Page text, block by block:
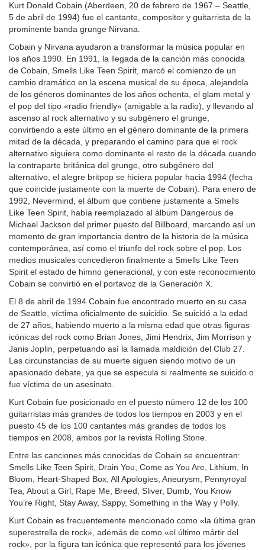
Kurt Donald Cobain (Aberdeen, 20 de febrero de 1967 – Seattle,
5 de abril de 1994) fue el cantante, compositor y guitarrista de la
prominente banda grunge Nirvana.
Cobain y Nirvana ayudaron a transformar la música popular en
los años 1990. En 1991, la llegada de la canción más conocida
de Cobain, Smells Like Teen Spirit, marcó el comienzo de un
cambio dramático en la escena musical de su época, alejandola
de los géneros dominantes de los años ochenta, el glam metal y
el pop del tipo «radio friendly» (amigable a la radio), y llevando al
ascenso al rock alternativo y su subgénero el grunge,
convirtiendo a este último en el género dominante de la primera
mitad de la década, y preparando el camino para que el rock
alternativo siguiera como dominante el resto de la década cuando
la contraparte británica del grunge, otro subgénero del
alternativo, el alegre britpop se hiciera popular hacia 1994 (fecha
que coincide justamente con la muerte de Cobain). Para enero de
1992, Nevermind, el álbum que contiene justamente a Smells
Like Teen Spirit, había reemplazado al álbum Dangerous de
Michael Jackson del primer puesto del Billboard, marcando así un
momento de gran importancia dentro de la historia de la música
contemporánea, así como el triunfo del rock sobre el pop. Los
medios musicales concedieron finalmente a Smells Like Teen
Spirit el estado de himno generacional, y con este reconocimiento
Cobain se convirtió en el portavoz de la Generación X.
El 8 de abril de 1994 Cobain fue encontrado muerto en su casa
de Seattle, víctima oficialmente de suicidio. Se suicidó a la edad
de 27 años, habiendo muerto a la misma edad que otras figuras
icónicas del rock como Brian Jones, Jimi Hendrix, Jim Morrison y
Janis Joplin, perpetuando así la llamada maldición del Club 27.
Las circunstancias de su muerte siguen siendo motivo de un
apasionado debate, ya que se especula si realmente se suicido o
fue víctima de un asesinato.
Kurt Cobain fue posicionado en el puesto número 12 de los 100
guitarristas más grandes de todos los tiempos en 2003 y en el
puesto 45 de los 100 cantantes más grandes de todos los
tiempos en 2008, ambos por la revista Rolling Stone.
Entre las canciones más conocidas de Cobain se encuentran:
Smells Like Teen Spirit, Drain You, Come as You Are, Lithium, In
Bloom, Heart-Shaped Box, All Apologies, Aneurysm, Pennyroyal
Tea, About a Girl, Rape Me, Breed, Sliver, Dumb, You Know
You’re Right, Stay Away, Sappy, Something in the Way y Polly.
Kurt Cobain es frecuentemente mencionado como «la última gran
superestrella de rock», además de como «el último mártir del
rock», por la figura tan icónica que representó para los jóvenes